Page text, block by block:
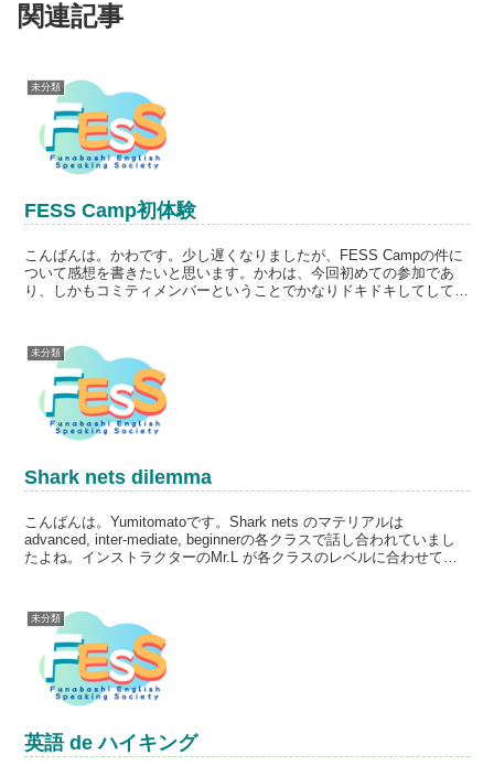
関連記事
未分類
FESS Camp初体験
こんばんは。かわです。少し遅くなりましたが、FESS Campの件に
ついて感想を書きたいと思います。かわは、今回初めての参加であ
り、しかもコミティメンバーということでかなりドキドキしてしてお
未分類
Shark nets dilemma
こんばんは。Yumitomatoです。Shark nets のマテリアルは
advanced, inter-mediate, beginnerの各クラスで話し合われていまし
たよね。インストラクターのMr.L が各クラスのレベルに合わせて用
未分類
英語 de ハイキング